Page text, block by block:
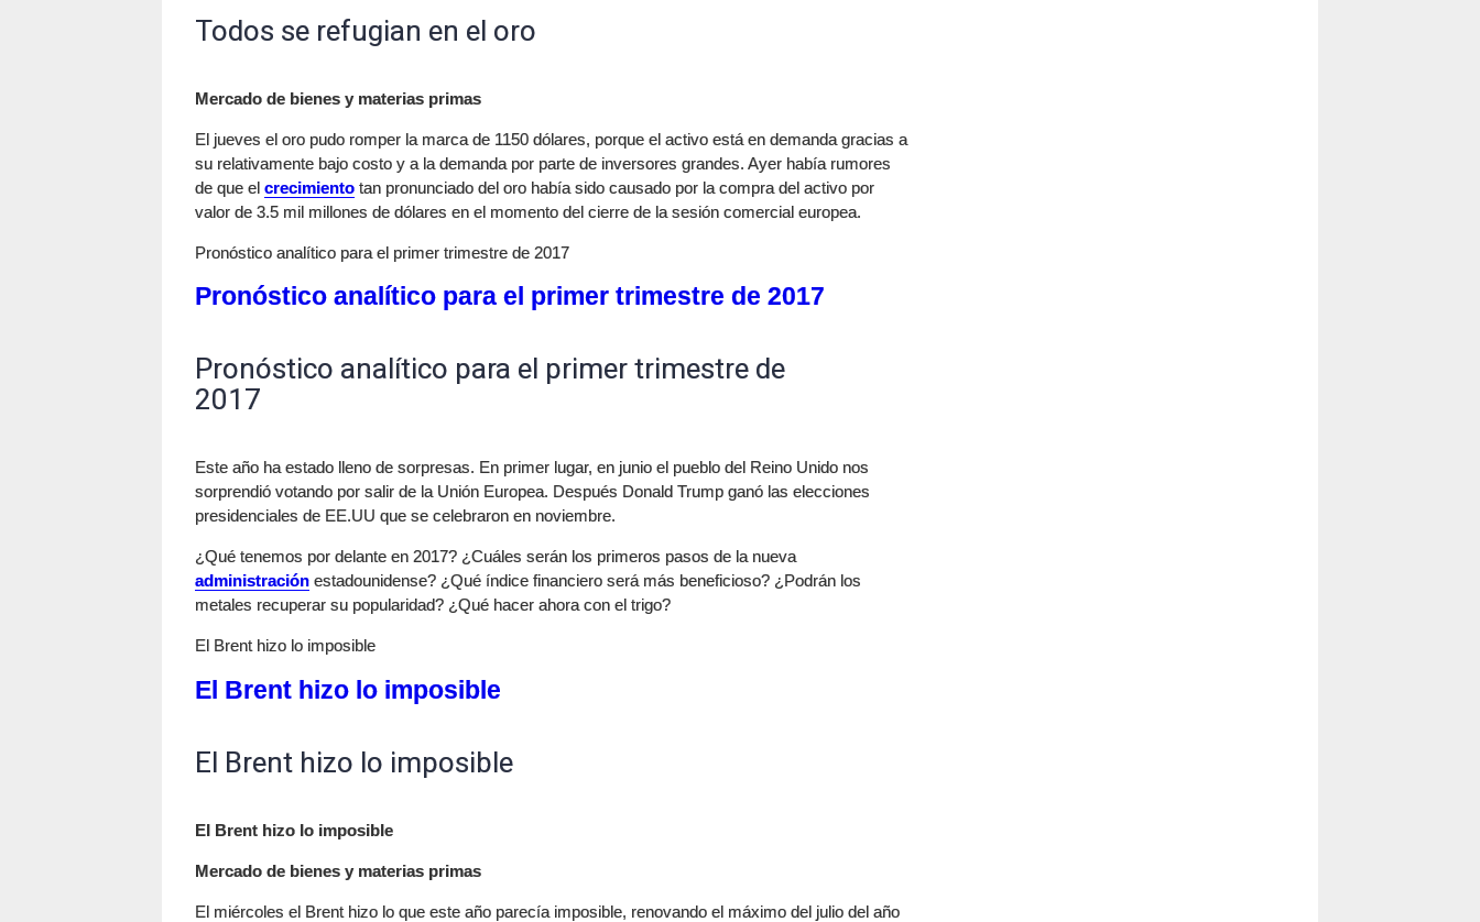
Todos se refugian en el oro
Mercado de bienes y materias primas
El jueves el oro pudo romper la marca de 1150 dólares, porque el activo está en demanda gracias a
su relativamente bajo costo y a la demanda por parte de inversores grandes. Ayer había rumores
de que el crecimiento tan pronunciado del oro había sido causado por la compra del activo por
valor de 3.5 mil millones de dólares en el momento del cierre de la sesión comercial europea.
Pronóstico analítico para el primer trimestre de 2017
Pronóstico analítico para el primer trimestre de 2017
Pronóstico analítico para el primer trimestre de
2017
Este año ha estado lleno de sorpresas. En primer lugar, en junio el pueblo del Reino Unido nos
sorprendió votando por salir de la Unión Europea. Después Donald Trump ganó las elecciones
presidenciales de EE.UU que se celebraron en noviembre.
¿Qué tenemos por delante en 2017? ¿Cuáles serán los primeros pasos de la nueva
administración estadounidense? ¿Qué índice financiero será más beneficioso? ¿Podrán los
metales recuperar su popularidad? ¿Qué hacer ahora con el trigo?
El Brent hizo lo imposible
El Brent hizo lo imposible
El Brent hizo lo imposible
El Brent hizo lo imposible
Mercado de bienes y materias primas
El miércoles el Brent hizo lo que este año parecía imposible, renovando el máximo del julio del año